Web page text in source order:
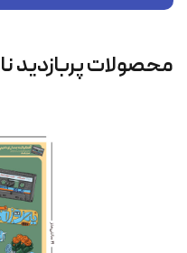
محصولات پربازدید